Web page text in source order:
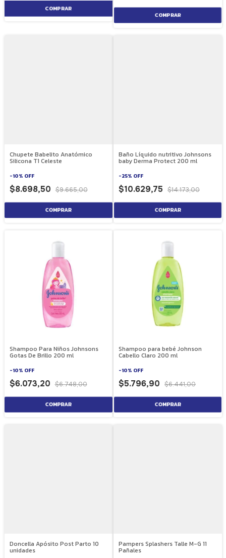
Chupete Babelito Anatómico
Silicona T1 Celeste
-10% OFF
$8.698,50 $9.665,00
Baño Líquido nutritivo Johnsons
baby Derma Protect 200 ml
-25% OFF
$10.629,75 $14.173,00
Shampoo Para Niños Johnsons
Gotas De Brillo 200 ml
-10% OFF
$6.073,20 $6.748,00
Shampoo para bebé Johnson
Cabello Claro 200 ml
-10% OFF
$5.796,90 $6.441,00
Doncella Apósito Post Parto 10
unidades
Pampers Splashers Talle M-G 11
Pañales